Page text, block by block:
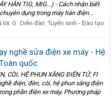
HÀN TIG, MIG...) - Cách nhận biết
dụng trong máy hàn điện...
lời: 0 Diễn đàn: Tuyển sinh - Đào tạo
nghề sửa điện xe máy - Hệ
quốc
CÒI, HỆ PHUN XĂNG ĐIỆN TỬ, FI
điện, đèn, còi, hệ phun xăng điện
phần điện xe máy. Phương pháp